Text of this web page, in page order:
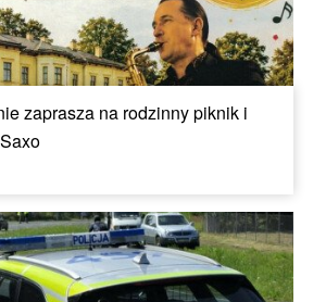
zaprasza na rodzinny piknik i